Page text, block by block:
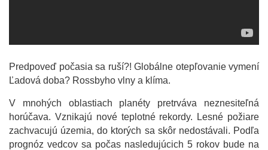
Predpoveď počasia sa ruší?! Globálne otepľovanie vymení
Ľadová doba? Rossbyho vlny a klíma.
V mnohých oblastiach planéty pretrváva neznesiteľná
horúčava. Vznikajú nové teplotné rekordy. Lesné požiare
zachvacujú územia, do ktorých sa skôr nedostávali. Podľa
prognóz vedcov sa počas nasledujúcich 5 rokov bude na